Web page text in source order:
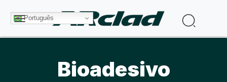
Português
Bioadesivo